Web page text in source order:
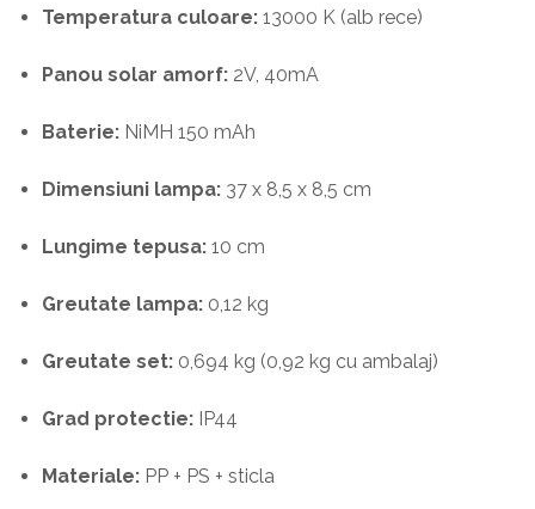
Temperatura culoare: 13000 K (alb rece)
Panou solar amorf: 2V, 40mA
Baterie: NiMH 150 mAh
Dimensiuni lampa: 37 x 8,5 x 8,5 cm
Lungime tepusa: 10 cm
Greutate lampa: 0,12 kg
Greutate set: 0,694 kg (0,92 kg cu ambalaj)
Grad protectie: IP44
Materiale: PP + PS + sticla